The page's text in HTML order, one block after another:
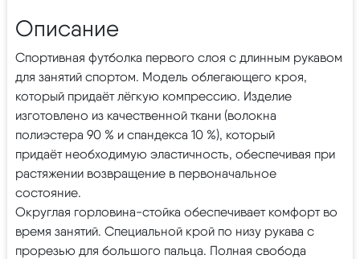
Описание
Спортивная футболка первого слоя с длинным рукавом
для занятий спортом. Модель облегающего кроя,
который придаёт лёгкую компрессию. Изделие
изготовлено из качественной ткани (волокна
полиэстера 90 % и спандекса 10 %), который
придаёт необходимую эластичность, обеспечивая при
растяжении возвращение в первоначальное
состояние.
Округлая горловина-стойка обеспечивает комфорт во
время занятий. Специальной крой по низу рукава с
прорезью для большого пальца. Полная свобода